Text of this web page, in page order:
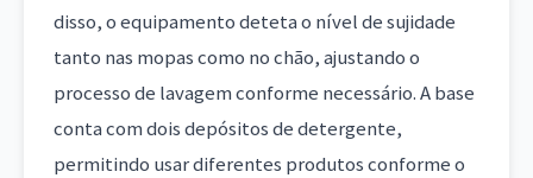
disso, o equipamento deteta o nível de sujidade
tanto nas mopas como no chão, ajustando o
processo de lavagem conforme necessário. A base
conta com dois depósitos de detergente,
permitindo usar diferentes produtos conforme o